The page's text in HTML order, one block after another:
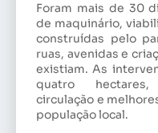
Foram mais de 30
de maquinário,
construídas pelo
ruas, avenidas e
existiam. As
quatro
circulação e
população local.